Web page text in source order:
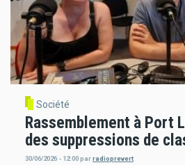
Société
Rassemblement à Port
des suppressions de
30/06/2026 - 12:00parradioprevert